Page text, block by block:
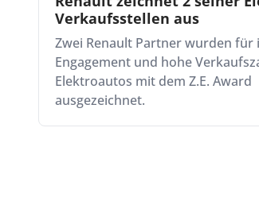
Verkaufsstellen aus
Zwei Renault Partner wurden für
Engagement und hohe
Elektroautos mit dem Z.E. Award
ausgezeichnet.